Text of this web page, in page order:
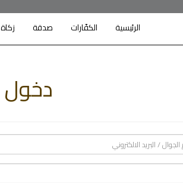
الرئيسية الكفّارات صدقة زكاة
دخول